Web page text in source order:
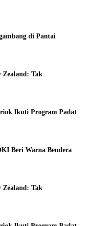
di Pantai
Zealand: Tak
Ikuti Program Padat
Beri Warna Bendera
Zealand: Tak